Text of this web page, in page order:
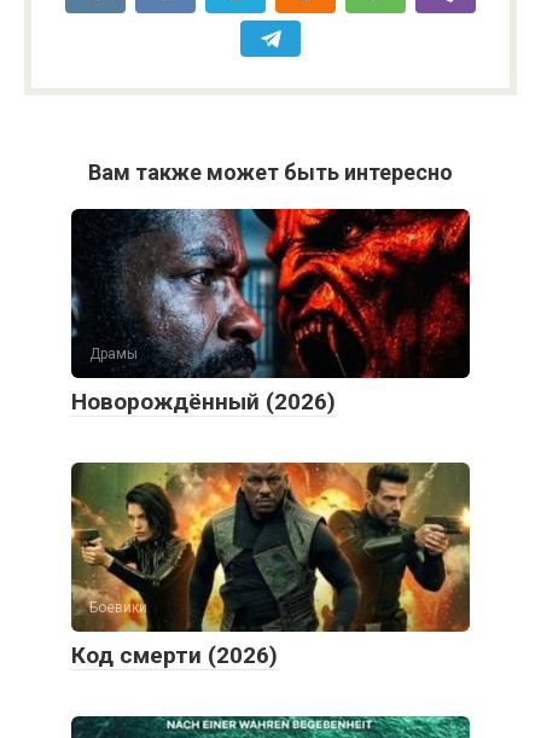
Драмы
Новорождённый (2026)
Боевики
Код смерти (2026)